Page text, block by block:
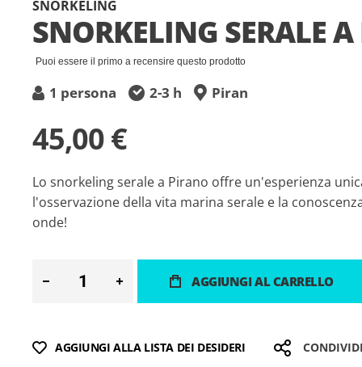
della
galleria
immagini
SNORKELING
SNORKELING SERALE
Puoi essere il primo a recensire questo prodotto
1 persona 2-3 h Piran
45,00 €
Lo snorkeling serale a Pirano offre un'esperienza
l'osservazione della vita marina serale e la
onde!
AGGIUNGI AL CARRELLO
AGGIUNGI ALLA LISTA DEI DESIDERI